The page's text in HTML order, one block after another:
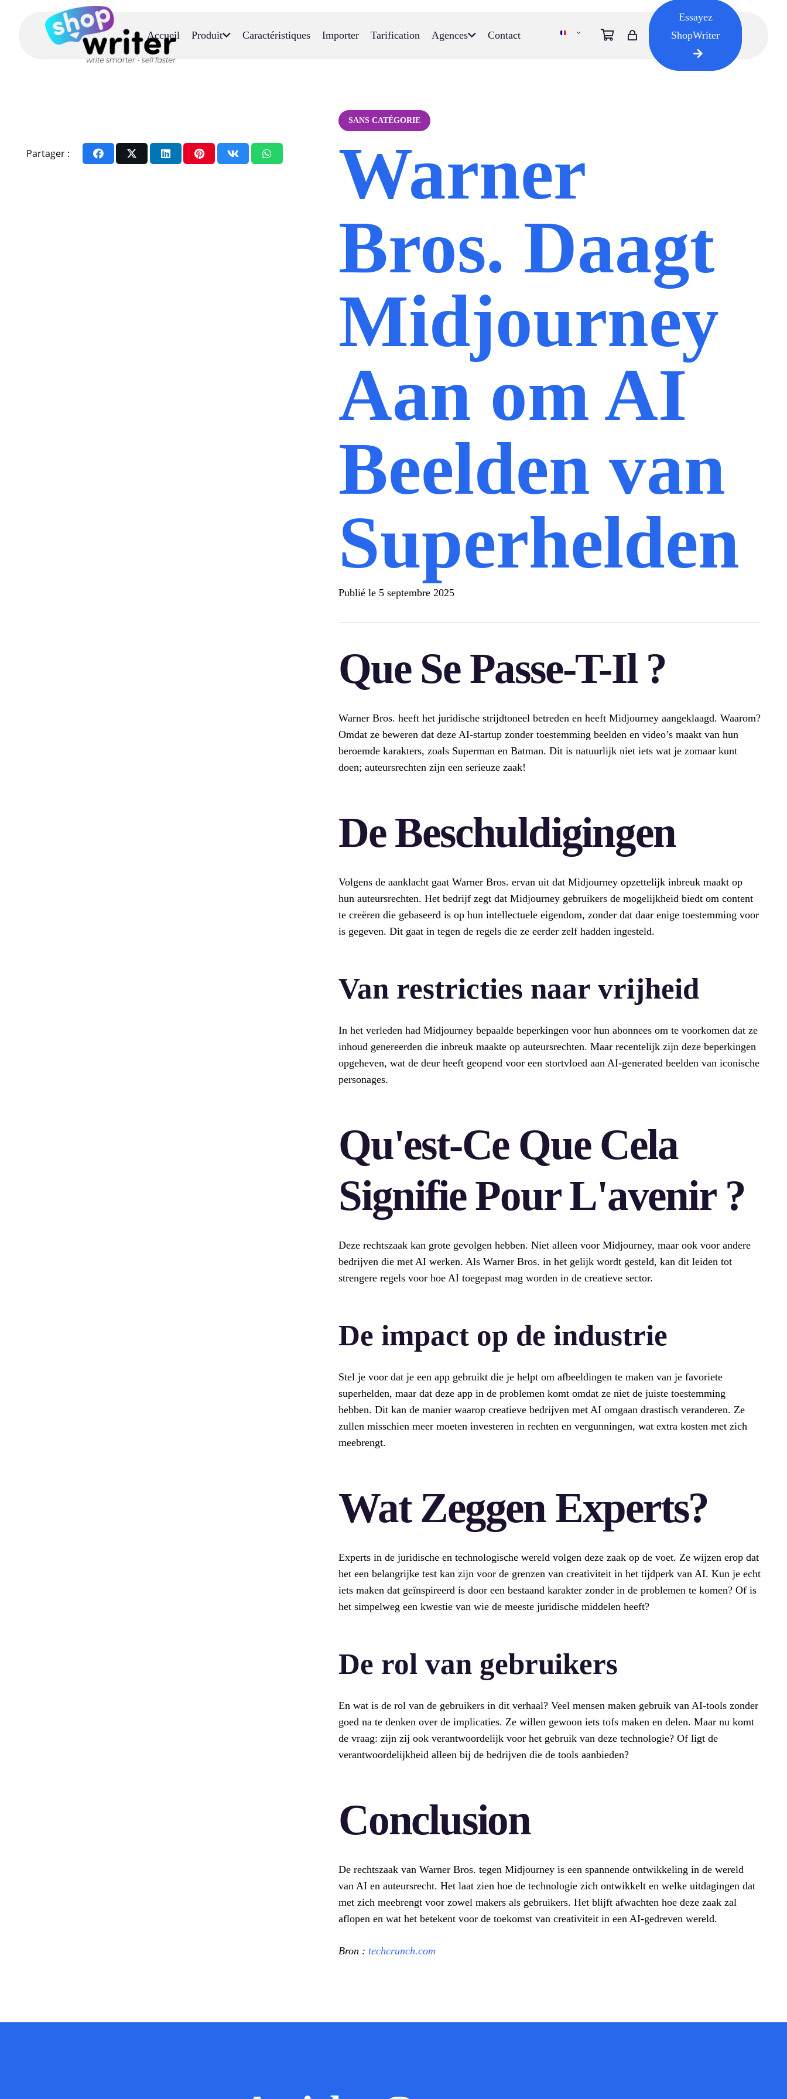
Accueil Produit Caractéristiques Importer Tarification Agences Contact
Essayez
ShopWriter
Partager :
SANS CATÉGORIE
Warner
Bros. Daagt
Midjourney
Aan om AI
Beelden van
Superhelden
Publié le 5 septembre 2025
Que Se Passe-T-Il ?
Warner Bros. heeft het juridische strijdtoneel betreden en heeft Midjourney aangeklaagd. Waarom?
Omdat ze beweren dat deze AI-startup zonder toestemming beelden en video’s maakt van hun
beroemde karakters, zoals Superman en Batman. Dit is natuurlijk niet iets wat je zomaar kunt
doen; auteursrechten zijn een serieuze zaak!
De Beschuldigingen
Volgens de aanklacht gaat Warner Bros. ervan uit dat Midjourney opzettelijk inbreuk maakt op
hun auteursrechten. Het bedrijf zegt dat Midjourney gebruikers de mogelijkheid biedt om content
te creëren die gebaseerd is op hun intellectuele eigendom, zonder dat daar enige toestemming voor
is gegeven. Dit gaat in tegen de regels die ze eerder zelf hadden ingesteld.
Van restricties naar vrijheid
In het verleden had Midjourney bepaalde beperkingen voor hun abonnees om te voorkomen dat ze
inhoud genereerden die inbreuk maakte op auteursrechten. Maar recentelijk zijn deze beperkingen
opgeheven, wat de deur heeft geopend voor een stortvloed aan AI-generated beelden van iconische
personages.
Qu'est-Ce Que Cela
Signifie Pour L'avenir ?
Deze rechtszaak kan grote gevolgen hebben. Niet alleen voor Midjourney, maar ook voor andere
bedrijven die met AI werken. Als Warner Bros. in het gelijk wordt gesteld, kan dit leiden tot
strengere regels voor hoe AI toegepast mag worden in de creatieve sector.
De impact op de industrie
Stel je voor dat je een app gebruikt die je helpt om afbeeldingen te maken van je favoriete
superhelden, maar dat deze app in de problemen komt omdat ze niet de juiste toestemming
hebben. Dit kan de manier waarop creatieve bedrijven met AI omgaan drastisch veranderen. Ze
zullen misschien meer moeten investeren in rechten en vergunningen, wat extra kosten met zich
meebrengt.
Wat Zeggen Experts?
Experts in de juridische en technologische wereld volgen deze zaak op de voet. Ze wijzen erop dat
het een belangrijke test kan zijn voor de grenzen van creativiteit in het tijdperk van AI. Kun je echt
iets maken dat geïnspireerd is door een bestaand karakter zonder in de problemen te komen? Of is
het simpelweg een kwestie van wie de meeste juridische middelen heeft?
De rol van gebruikers
En wat is de rol van de gebruikers in dit verhaal? Veel mensen maken gebruik van AI-tools zonder
goed na te denken over de implicaties. Ze willen gewoon iets tofs maken en delen. Maar nu komt
de vraag: zijn zij ook verantwoordelijk voor het gebruik van deze technologie? Of ligt de
verantwoordelijkheid alleen bij de bedrijven die de tools aanbieden?
Conclusion
De rechtszaak van Warner Bros. tegen Midjourney is een spannende ontwikkeling in de wereld
van AI en auteursrecht. Het laat zien hoe de technologie zich ontwikkelt en welke uitdagingen dat
met zich meebrengt voor zowel makers als gebruikers. Het blijft afwachten hoe deze zaak zal
aflopen en wat het betekent voor de toekomst van creativiteit in een AI-gedreven wereld.
Bron : techcrunch.com